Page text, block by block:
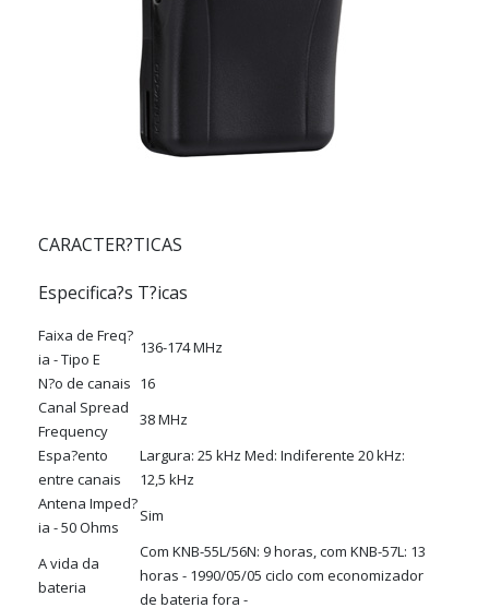
CARACTER?TICAS
Especifica?s T?icas
Faixa de Freq?
ia - Tipo E
136-174 MHz
N?o de canais 16
Canal Spread
Frequency
38 MHz
Espa?ento
entre canais
Largura: 25 kHz Med: Indiferente 20 kHz:
12,5 kHz
Antena Imped?
ia - 50 Ohms
Sim
A vida da
bateria
Com KNB-55L/56N: 9 horas, com KNB-57L: 13
horas - 1990/05/05 ciclo com economizador
de bateria fora -